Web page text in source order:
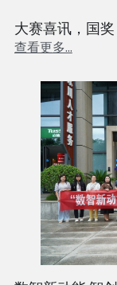
大赛喜讯，国奖
查看更多...